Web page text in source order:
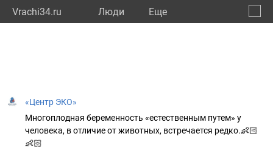
Vrachi34.ru Люди Eще
«Центр ЭКО»
Многоплодная беременность «естественным путем» у
человека, в отличие от животных, встречается редко.👶🏻
👶🏻